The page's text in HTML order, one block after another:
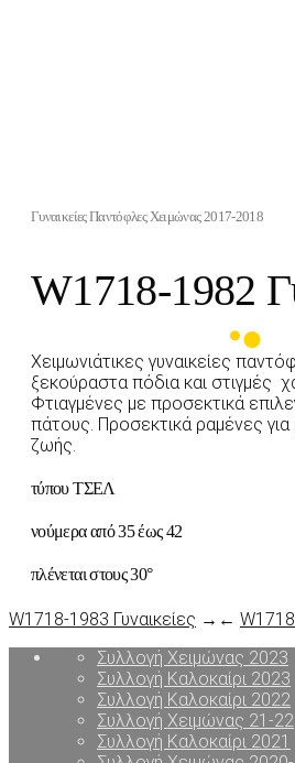
Γυναικείες Παντόφλες Χειμώνας 2017-2018
W1718-1982
Χειμωνιάτικες γυναικείες
ξεκούραστα πόδια και στιγμές
Φτιαγμένες με προσεκτικά
πάτους. Προσεκτικά ραμένες για
ζωής.
τύπου ΤΣΕΛ
νούμερα από 35 έως 42
πλένεται στους 30°
W1718-1983 Γυναικείες → ←
Συλλογή Χειμώνας 2023
Συλλογή Καλοκαίρι 2023
Συλλογή Καλοκαίρι 2022
Συλλογή Χειμώνας 21-22
Συλλογή Καλοκαίρι 2021